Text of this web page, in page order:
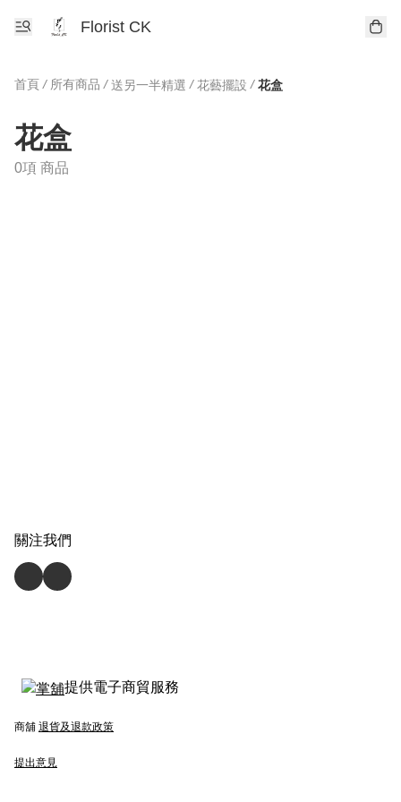
Florist CK
首頁 / 所有商品 / 送另一半精選 / 花藝擺設 / 花盒
花盒
0項 商品
關注我們
提供電子商貿服務
商舖 退貨及退款政策
提出意見